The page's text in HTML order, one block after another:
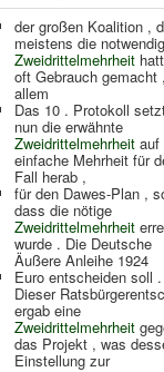
der großen Koalition ,
meistens die
Zweidrittelmehrheit
oft Gebrauch gemacht
allem
Das 10 . Protokoll
nun die erwähnte
Zweidrittelmehrheit auf
einfache Mehrheit für
Fall herab ,
für den Dawes-Plan ,
dass die nötige
Zweidrittelmehrheit
wurde . Die Deutsche
Äußere Anleihe 1924
Euro entscheiden soll .
Dieser
ergab eine
Zweidrittelmehrheit
das Projekt , was
Einstellung zur